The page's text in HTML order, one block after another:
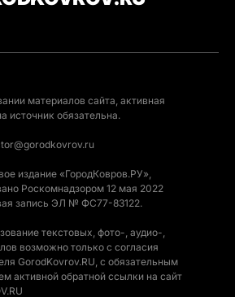
материалов сайта, активная
источник обязательна.
издание «ГородКовров.РУ»,
Роскомнадзором 12 мая 2022
запись ЭЛ № ФС77-83122.
текстовых, фото-, аудио-,
возможно только с согласия
GorodKovrov.RU, с обязательным
активной обратной ссылки на сайт